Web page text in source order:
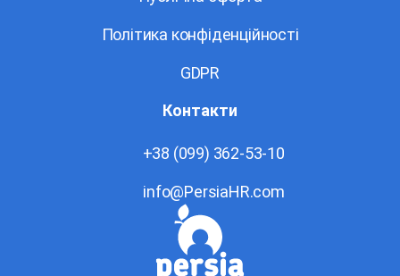
Політика конфіденційності
GDPR
Контакти
+38 (099) 362-53-10
info@PersiaHR.com